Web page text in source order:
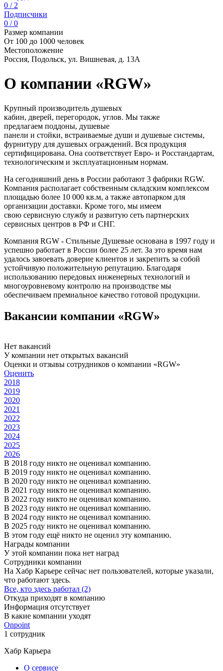
0 / 2
Подписчики
0 / 0
Размер компании
От 100 до 1000 человек
Местоположение
Россия, Подольск, ул. Вишневая, д. 13А
О компании «RGW»
Крупный производитель душевых
кабин, дверей, перегородок, углов. Мы также
предлагаем поддоны, душевые
панели и стойки, встраиваемые души и душевые системы,
фурнитуру для душевых ограждений. Вся продукция
сертифицирована. Она соответствует Евро- и Росстандартам,
технологическим и эксплуатационным нормам.
На сегодняшний день в России работают 3 фабрики RGW.
Компания располагает собственным складским комплексом
площадью более 10 000 кв.м, а также автопарком для
организации доставки. Кроме того, мы имеем
свою сервисную службу и развитую сеть партнерских
сервисных центров в РФ и СНГ.
Компания RGW - Стильные Душевые основана в 1997 году и
успешно работает в России более 25 лет. За это время нам
удалось завоевать доверие клиентов и закрепить за собой
устойчивую положительную репутацию. Благодаря
использованию передовых инженерных технологий и
многоуровневому контролю на производстве мы
обеспечиваем премиальное качество готовой продукции.
Вакансии компании «RGW»
Нет вакансий
У компании нет открытых вакансий
Оценки и отзывы сотрудников о компании «RGW»
Оценить
2018
2019
2020
2021
2022
2023
2024
2025
2026
В 2018 году никто не оценивал компанию.
В 2019 году никто не оценивал компанию.
В 2020 году никто не оценивал компанию.
В 2021 году никто не оценивал компанию.
В 2022 году никто не оценивал компанию.
В 2023 году никто не оценивал компанию.
В 2024 году никто не оценивал компанию.
В 2025 году никто не оценивал компанию.
В этом году ещё никто не оценил эту компанию.
Награды компании
У этой компании пока нет наград
Сотрудники компании
На Хабр Карьере сейчас нет пользователей, которые указали,
что работают здесь.
Все, кто здесь работал (2)
Откуда приходят в компанию
Информация отсутствует
В какие компании уходят
Onpoint
1 сотрудник
Хабр Карьера
О сервисе